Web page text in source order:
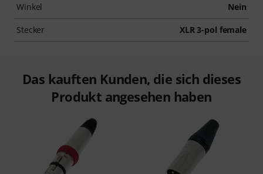
Winkel Nein
Stecker XLR 3-pol female
Das kauften Kunden, die sich dieses
Produkt angesehen haben